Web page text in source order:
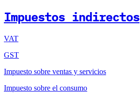
Impuestos indirectos
VAT
GST
Impuesto sobre ventas y servicios
Impuesto sobre el consumo